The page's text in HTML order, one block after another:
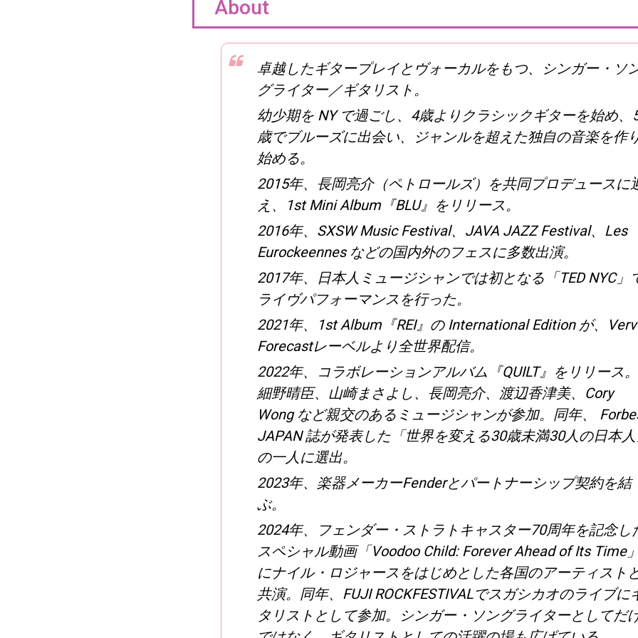
About
卓越したギタープレイとヴォーカルをもつ、シンガー・ソ
グライター／ギタリスト。
幼少期を NY で過ごし、4歳よりクラシックギターを始め、
歳でブルーズに出会い、ジャンルを超えた独自の音楽を作
始める。
2015年、長岡亮介（ペトロールズ）を共同プロデュースに
え、1st Mini Album『BLU』をリリース。
2016年、SXSW Music Festival、JAVA JAZZ Festival、Les
Eurockeennes などの国内外のフェスに多数出演。
2017年、日本人ミュージシャンでは初となる「TED NYC」
ライヴパフォーマンスを行った。
2021年、1st Album『REI』の International Edition が、
Forecastレーベルより全世界配信。
2022年、コラボレーションアルバム『QUILT』をリリース。
細野晴臣、山崎まさよし、長岡亮介、渡辺香津美、Cory
Wong など親交のあるミュージシャンが参加。同年、
JAPAN 誌が発表した「世界を変える30歳未満30人の日本人
の一人に選出。
2023年、楽器メーカーFenderとパートナーシップ契約を結
ぶ。
2024年、フェンダー・ストラトキャスター70周年を記念し
スペシャル動画「Voodoo Child: Forever Ahead of Its Time」
にナイル・ロジャースをはじめとした各国のアーティスト
共演。同年、FUJI ROCKFESTIVALでスガシカオのライブに
タリストとして参加。シンガー・ソングライターとしてだ